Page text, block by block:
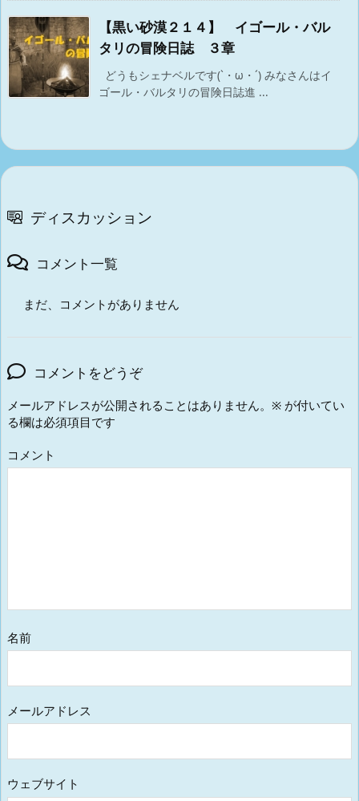
【黒い砂漠２１４】 イゴール・バル
タリの冒険日誌 ３章
どうもシェナベルです(`・ω・´) みなさんはイ
ゴール・バルタリの冒険日誌進 ...
ディスカッション
コメント一覧
まだ、コメントがありません
コメントをどうぞ
メールアドレスが公開されることはありません。 ※ が付いてい
る欄は必須項目です
コメント
名前
メールアドレス
ウェブサイト